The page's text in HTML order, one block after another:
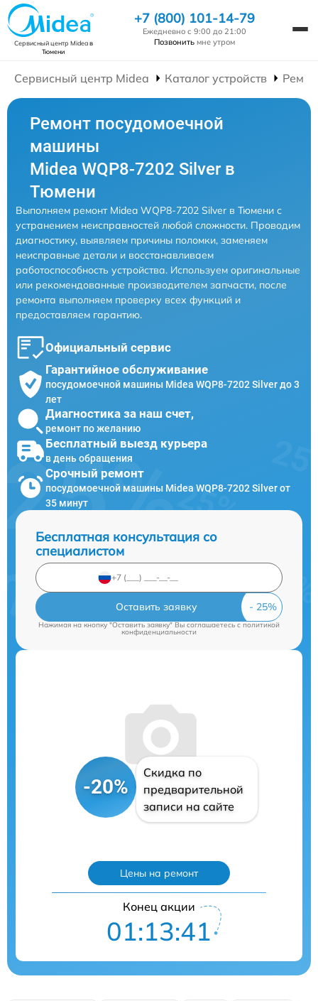
Сервисный центр Mideaв
Тюмени
+7 (800) 101-14-79
Ежедневно с 9:00 до 21:00
Позвонить мне утром
Сервисный центр Midea Каталог устройств
Ремонт посудомоечной
машины
Midea WQP8-7202 Silver в
Тюмени
Выполняем ремонт Midea WQP8-7202 Silver в Тюмени с
устранением неисправностей любой сложности. Проводим
диагностику, выявляем причины поломки, заменяем
неисправные детали и восстанавливаем
работоспособность устройства. Используем оригинальные
или рекомендованные производителем запчасти, после
ремонта выполняем проверку всех функций и
предоставляем гарантию.
Официальный сервис
Гарантийное обслуживание
посудомоечной машины Midea WQP8-7202 Silver до 3
лет
Диагностика за наш счет,
ремонт по желанию
Бесплатный выезд курьера
в день обращения
Срочный ремонт
посудомоечной машины Midea WQP8-7202 Silver от
35 минут
Бесплатная консультация со
специалистом
Оставить заявку
Нажимая на кнопку "Оставить заявку" Вы соглашаетесь cполитикой
конфиденциальности
-20%
Скидка по
предварительной
записи на сайте
Цены на ремонт
Конец акции
01:13:40